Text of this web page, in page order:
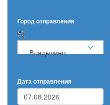
Город отправления
Владычино
Дата отправления